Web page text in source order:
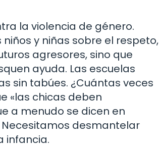
la violencia de género.
y niñas sobre el respeto,
agresores, sino que
ayuda. Las escuelas
sin tabúes. ¿Cuántas veces
«las chicas deben
a menudo se dicen en
desmantelar
infancia.